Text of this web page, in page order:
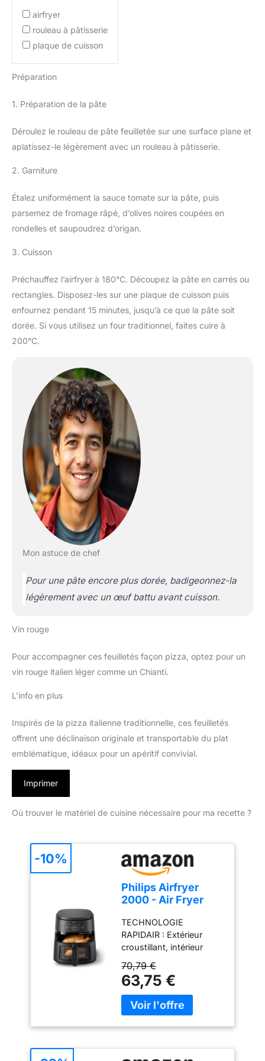
airfryer
rouleau à pâtisserie
plaque de cuisson
Préparation
1. Préparation de la pâte
Déroulez le rouleau de pâte feuilletée sur une surface plane et
aplatissez-le légèrement avec un rouleau à pâtisserie.
2. Garniture
Étalez uniformément la sauce tomate sur la pâte, puis
parsemez de fromage râpé, d’olives noires coupées en
rondelles et saupoudrez d’origan.
3. Cuisson
Préchauffez l’airfryer à 180°C. Découpez la pâte en carrés ou
rectangles. Disposez-les sur une plaque de cuisson puis
enfournez pendant 15 minutes, jusqu’à ce que la pâte soit
dorée. Si vous utilisez un four traditionnel, faites cuire à
200°C.
Mon astuce de chef
Pour une pâte encore plus dorée, badigeonnez-la
légèrement avec un œuf battu avant cuisson.
Vin rouge
Pour accompagner ces feuilletés façon pizza, optez pour un
vin rouge italien léger comme un Chianti.
L’info en plus
Inspirés de la pizza italienne traditionnelle, ces feuilletés
offrent une déclinaison originale et transportable du plat
emblématique, idéaux pour un apéritif convivial.
Imprimer
Où trouver le matériel de cuisine nécessaire pour ma recette ?
Philips Airfryer
2000 - Air Fryer
écran tactile, Noir
TECHNOLOGIE
RAPIDAIR : Extérieur
croustillant, intérieur
d'huile. Le fond en étoile
du Airfryer Philips assure
un flux d'air parfait pour
une cuisson toujours
fry, cuire au four, griller,
70,79 €
63,75 €
-10%